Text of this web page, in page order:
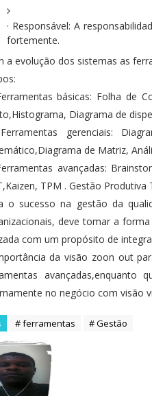
· Responsável: A
fortemente.
a evolução dos sistemas as
básicas: Folha de
Diagrama de
gerenciais:
de Matriz,
avançadas:
TPM . Gestão Produtiva
o sucesso na gestão da
deve tomar a
com um propósito de
da visão zoon out
no negócio com visão
# ferramentas # Gestão